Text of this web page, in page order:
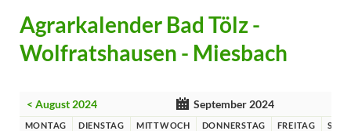
Agrarkalender Bad Tölz -
Wolfratshausen - Miesbach
< August 2024 September 2024
MONTAG DIENSTAG MITTWOCH DONNERSTAG FREITAG